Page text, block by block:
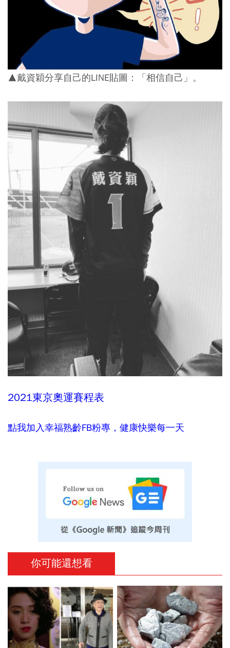
▲戴資穎分享自己的LINE貼圖：「相信自己」。
2021東京奧運賽程表
點我加入幸福熟齡FB粉專，健康快樂每一天
你可能還想看